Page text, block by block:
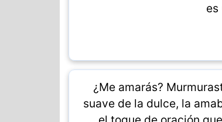
es
¿Me amarás?
suave de la dulce, la